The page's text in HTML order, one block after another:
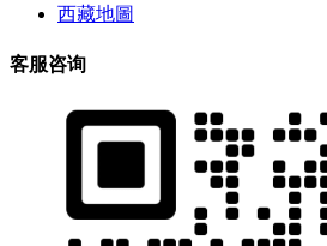
西藏地圖
客服咨询